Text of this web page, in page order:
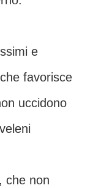
e
favorisce
uccidono
che non